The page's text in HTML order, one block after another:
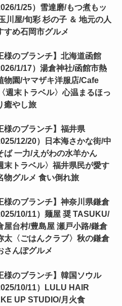
1/25）雪達磨/もつ煮もッ
川屋/旬彩 杉の子 ＆ 地元の人
すめ石岡市グルメ
様のブランチ】北海道函館
1/17）湯倉神社/函館市熱
物園/ヤマザキ洋服店/Cafe
週末トラベル〉心温まるほっ
癒やし旅
様のブランチ】福井県
12/20）日本海さかな街/中
ば 一力/えがわの水羊かん
末トラベル〉福井県民が愛す
物グルメ 食い倒れ旅
様のブランチ】神奈川県鎌倉
10/11）麺屋 奨 TASUKU/
屋台村/豊島屋 瀬戸小路/鎌倉
太〈ごはんクラブ〉秋の鎌倉
さんぽグルメ
様のブランチ】韓国ソウル
10/11）LULU HAIR
UP STUDIO/月火食